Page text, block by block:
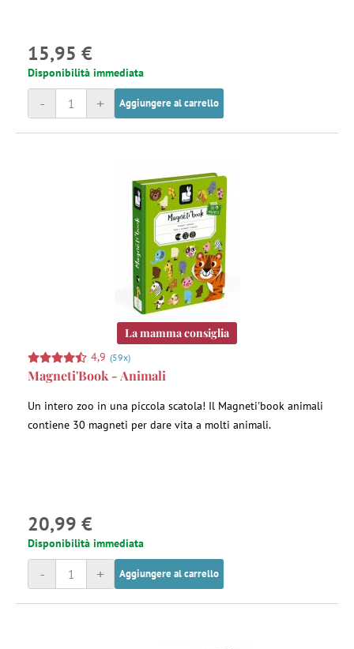
15,95 €
Disponibilità immediata
+
- Aggiungere al carrello
La mamma consiglia
4,9 (59x)
Magneti'Book - Animali
Un intero zoo in una piccola scatola! Il Magneti'book animali
contiene 30 magneti per dare vita a molti animali.
20,99 €
Disponibilità immediata
+
- Aggiungere al carrello